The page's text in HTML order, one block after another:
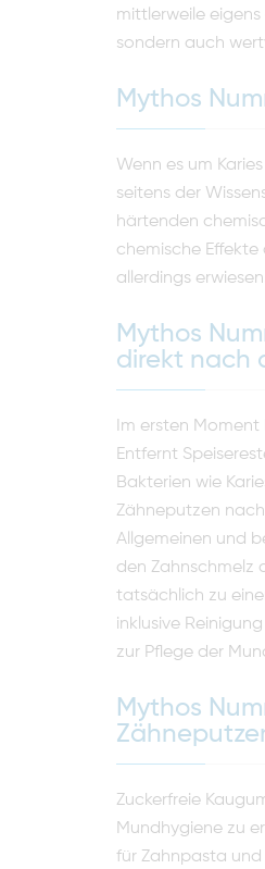
mittlerweile
sondern auch
Mythos
Wenn es um
seitens der
härtenden
chemische
allerdings
Mythos
direkt nach
Im ersten
Entfernt
Bakterien wie
Zähneputzen
Allgemeinen und
den Zahnschmelz
tatsächlich zu
inklusive
zur Pflege der
Mythos
Zuckerfreie
Mundhygiene zu
für Zahnpasta und